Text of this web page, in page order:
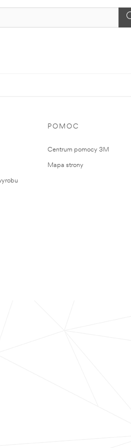
POMOC
Centrum pomocy 3M
Mapa strony